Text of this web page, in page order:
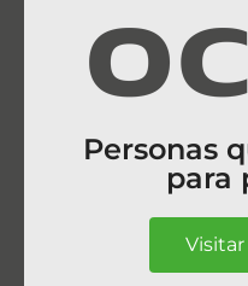
Personas
para